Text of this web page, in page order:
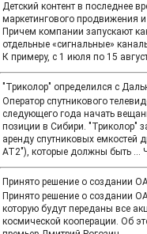
Детский контент в последнее
маркетингового продвижения
Причем компании запускают
отдельные «сигнальные»
К примеру, с 1 июля по 15
"Триколор" определился с
Оператор спутникового
следующего года начать
позиции в Сибири. "Триколор"
аренду спутниковых емкостей
АТ2"), которые должны быть ...
Принято решение о создании
Принято решение о создании
которую будут переданы все
космической кооперации. Об